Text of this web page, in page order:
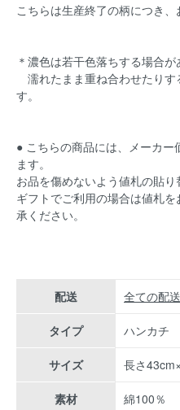
こちらは生産終了の柄につき、
＊濃色は若干色落ちする場合が
濡れたまま重ね合わせたりす
す。
● こちらの商品には、メーカ
ます。
お品を傷めないよう値札の貼り
ギフトでご利用の場合は値札
承ください。
配送 全ての配
タイプ ハンカチ
サイズ 長さ
素材 綿100％